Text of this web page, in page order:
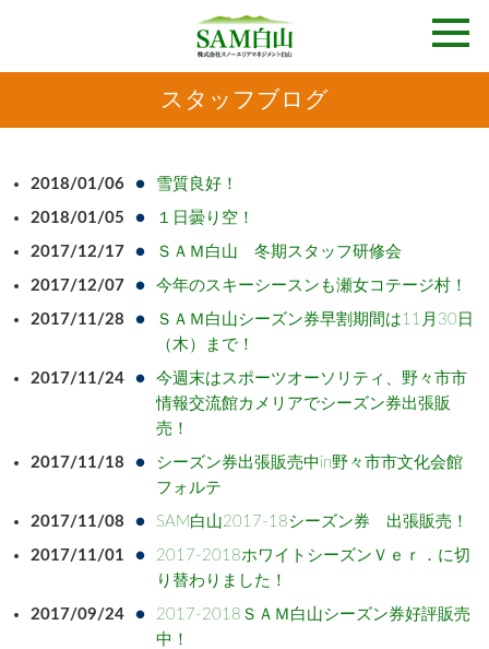
スタッフブログ
2018/01/06 雪質良好！
2018/01/05 １日曇り空！
2017/12/17 ＳＡＭ白山 冬期スタッフ研修会
2017/12/07 今年のスキーシースンも瀬女コテージ村！
2017/11/28
ＳＡＭ白山シーズン券早割期間は11月30日
（木）まで！
2017/11/24
今週末はスポーツオーソリティ、野々市市
情報交流館カメリアでシーズン券出張販
売！
2017/11/18
シーズン券出張販売中in野々市市文化会館
フォルテ
2017/11/08 SAM白山2017-18シーズン券 出張販売！
2017/11/01
2017-2018ホワイトシーズンＶｅｒ．に切
り替わりました！
2017/09/24
2017-2018ＳＡＭ白山シーズン券好評販売
中！